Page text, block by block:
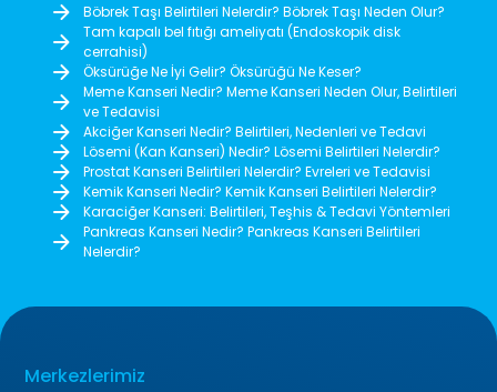
Böbrek Taşı Belirtileri Nelerdir? Böbrek Taşı Neden Olur?
Tam kapalı bel fıtığı ameliyatı (Endoskopik disk
cerrahisi)
Öksürüğe Ne İyi Gelir? Öksürüğü Ne Keser?
Meme Kanseri Nedir? Meme Kanseri Neden Olur, Belirtileri
ve Tedavisi
Akciğer Kanseri Nedir? Belirtileri, Nedenleri ve Tedavi
Lösemi (Kan Kanseri) Nedir? Lösemi Belirtileri Nelerdir?
Prostat Kanseri Belirtileri Nelerdir? Evreleri ve Tedavisi
Kemik Kanseri Nedir? Kemik Kanseri Belirtileri Nelerdir?
Karaciğer Kanseri: Belirtileri, Teşhis & Tedavi Yöntemleri
Pankreas Kanseri Nedir? Pankreas Kanseri Belirtileri
Nelerdir?
Merkezlerimiz